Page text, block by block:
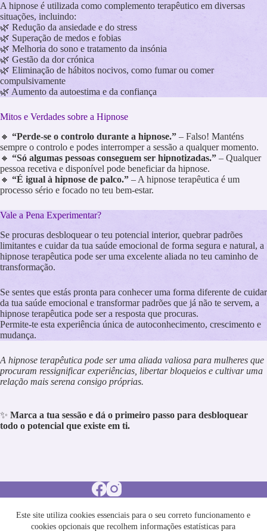
Este site utiliza cookies essenciais para o seu correto funcionamento e
cookies opcionais que recolhem informações estatísticas para
A hipnose é utilizada como complemento terapêutico em diversas
situações, incluindo:
🌿 Redução da ansiedade e do stress
🌿 Superação de medos e fobias
🌿 Melhoria do sono e tratamento da insónia
🌿 Gestão da dor crónica
🌿 Eliminação de hábitos nocivos, como fumar ou comer
compulsivamente
🌿 Aumento da autoestima e da confiança
Mitos e Verdades sobre a Hipnose
🔸 “Perde-se o controlo durante a hipnose.” – Falso! Manténs
sempre o controlo e podes interromper a sessão a qualquer momento.
🔸 “Só algumas pessoas conseguem ser hipnotizadas.” – Qualquer
pessoa recetiva e disponível pode beneficiar da hipnose.
🔸 “É igual à hipnose de palco.” – A hipnose terapêutica é um
processo sério e focado no teu bem-estar.
Vale a Pena Experimentar?
Se procuras desbloquear o teu potencial interior, quebrar padrões
limitantes e cuidar da tua saúde emocional de forma segura e natural, a
hipnose terapêutica pode ser uma excelente aliada no teu caminho de
transformação.
Se sentes que estás pronta para conhecer uma forma diferente de cuidar
da tua saúde emocional e transformar padrões que já não te servem, a
hipnose terapêutica pode ser a resposta que procuras.
Permite-te esta experiência única de autoconhecimento, crescimento e
mudança.
A hipnose terapêutica pode ser uma aliada valiosa para mulheres que
procuram ressignificar experiências, libertar bloqueios e cultivar uma
relação mais serena consigo próprias.
✨ Marca a tua sessão e dá o primeiro passo para desbloquear
todo o potencial que existe em ti.